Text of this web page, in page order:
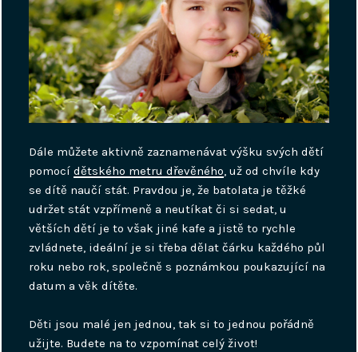
Dále můžete aktivně zaznamenávat výšku svých dětí
pomocídětského metru dřevěného, už od chvíle kdy
se dítě naučí stát. Pravdou je, že batolata je těžké
udržet stát vzpřímeně a neutíkat či si sedat, u
větších dětí je to však jiné kafe a jistě to rychle
zvládnete, ideální je si třeba dělat čárku každého půl
roku nebo rok, společně s poznámkou poukazující na
datum a věk dítěte.
Děti jsou malé jen jednou, tak si to jednou pořádně
užijte. Budete na to vzpomínat celý život!